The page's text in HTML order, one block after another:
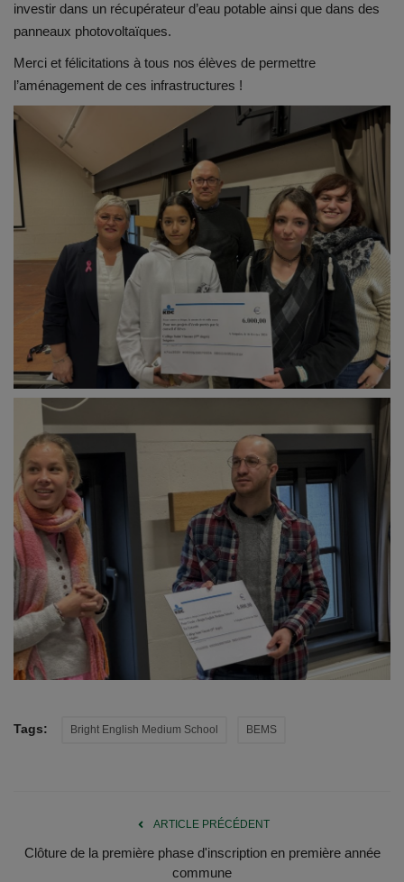
investir dans un récupérateur d’eau potable ainsi que dans des
panneaux photovoltaïques.
Merci et félicitations à tous nos élèves de permettre
l’aménagement de ces infrastructures !
Tags: Bright English Medium School BEMS
ARTICLE PRÉCÉDENT
Clôture de la première phase d'inscription en première année
commune